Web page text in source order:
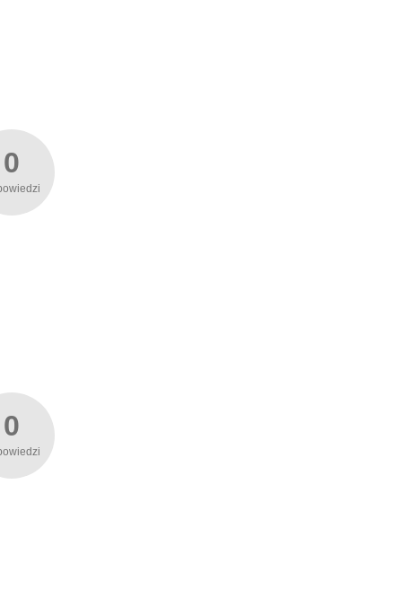
0
0